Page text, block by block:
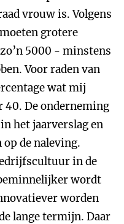
vrouw is. Volgens
grotere
5000 - minstens
Voor raden van
wat mij
40. De onderneming
het jaarverslag en
de naleving.
in de
wordt
worden
lange termijn. Daar